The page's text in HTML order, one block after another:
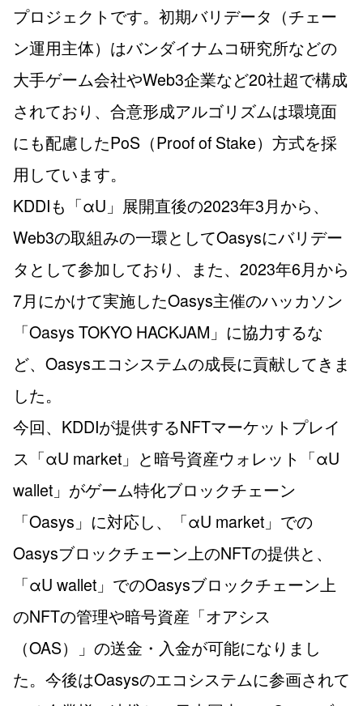
プロジェクトです。初期バリデータ（チェー
ン運用主体）はバンダイナムコ研究所などの
大手ゲーム会社やWeb3企業など20社超で構成
されており、合意形成アルゴリズムは環境面
にも配慮したPoS（Proof of Stake）方式を採
用しています。
KDDIも「αU」展開直後の2023年3月から、
Web3の取組みの一環としてOasysにバリデー
タとして参加しており、また、2023年6月から
7月にかけて実施したOasys主催のハッカソン
「Oasys TOKYO HACKJAM」に協力するな
ど、Oasysエコシステムの成長に貢献してきま
した。
今回、KDDIが提供するNFTマーケットプレイ
ス「αU market」と暗号資産ウォレット「αU
wallet」がゲーム特化ブロックチェーン
「Oasys」に対応し、「αU market」での
Oasysブロックチェーン上のNFTの提供と、
「αU wallet」でのOasysブロックチェーン上
のNFTの管理や暗号資産「オアシス
（OAS）」の送金・入金が可能になりまし
た。今後はOasysのエコシステムに参画されて